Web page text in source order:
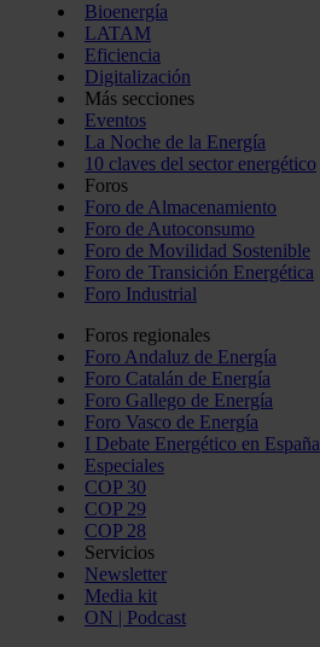
Bioenergía
LATAM
Eficiencia
Digitalización
Más secciones
Eventos
La Noche de la Energía
10 claves del sector energético
Foros
Foro de Almacenamiento
Foro de Autoconsumo
Foro de Movilidad Sostenible
Foro de Transición Energética
Foro Industrial
Foros regionales
Foro Andaluz de Energía
Foro Catalán de Energía
Foro Gallego de Energía
Foro Vasco de Energía
I Debate Energético en España
Especiales
COP 30
COP 29
COP 28
Servicios
Newsletter
Media kit
ON | Podcast